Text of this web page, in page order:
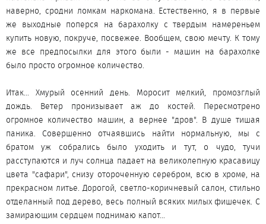
наверно, сродни ломкам наркомана. Естественно, я в первые
же выходные поперся на барахолку с твердым намереньем
купить новую, покруче, посвежее. Вообщем, свою мечту. К тому
же все предпосылки для этого были - машин на барахолке
было просто огромное количество.
Итак... Хмурый осенний день. Моросит мелкий, промозглый
дождь. Ветер пронизывает аж до костей. Пересмотрено
огромное количество машин, а вернее "дров". В душе тишая
паника. Совершенно отчаявшись найти нормальную, мы с
братом уж собрались было уходить и тут, о чудо, тучи
расступаются и луч солнца падает на великолепную красавицу
цвета "сафари", снизу отороченную серебром, всю в хроме, на
прекрасном литье. Дорогой, светло-коричневый салон, стильно
отделанный под дерево, весь полный всяких милых фишечек. С
замирающим сердцем поднимаю капот...